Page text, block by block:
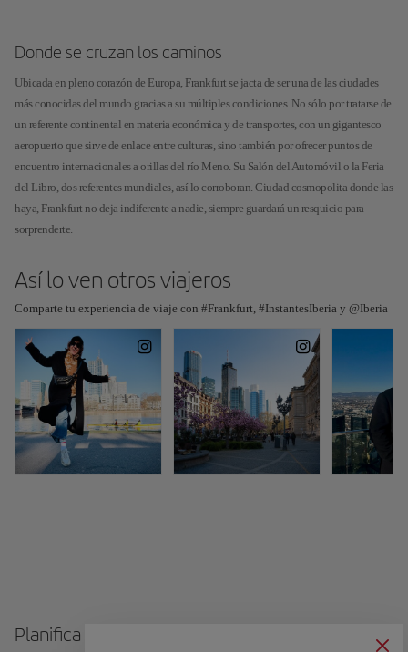
Donde se cruzan los caminos
Ubicada en pleno corazón de Europa, Frankfurt se jacta de ser una de las ciudades
más conocidas del mundo gracias a su múltiples condiciones. No sólo por tratarse de
un referente continental en materia económica y de transportes, con un gigantesco
aeropuerto que sirve de enlace entre culturas, sino también por ofrecer puntos de
encuentro internacionales a orillas del río Meno. Su Salón del Automóvil o la Feria
del Libro, dos referentes mundiales, así lo corroboran. Ciudad cosmopolita donde las
haya, Frankfurt no deja indiferente a nadie, siempre guardará un resquicio para
sorprenderte.
Así lo ven otros viajeros
Comparte tu experiencia de viaje con #Frankfurt, #InstantesIberia y @Iberia
Planifica tu viaje a Frankfurt